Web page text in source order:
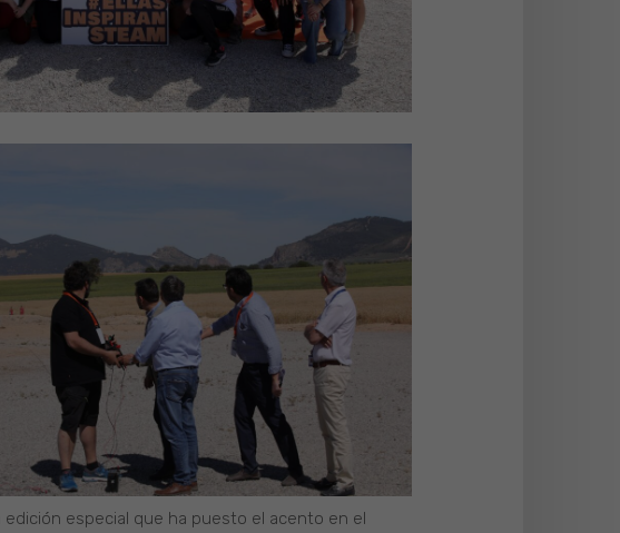
especial que ha puesto el acento en el